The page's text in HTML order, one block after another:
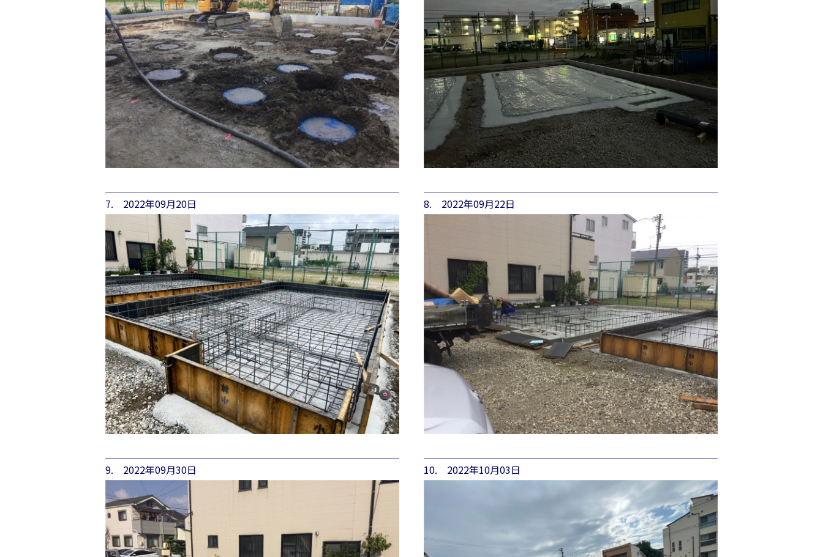
7. 2022年09月20日 8. 2022年09月22日
9. 2022年09月30日 10. 2022年10月03日